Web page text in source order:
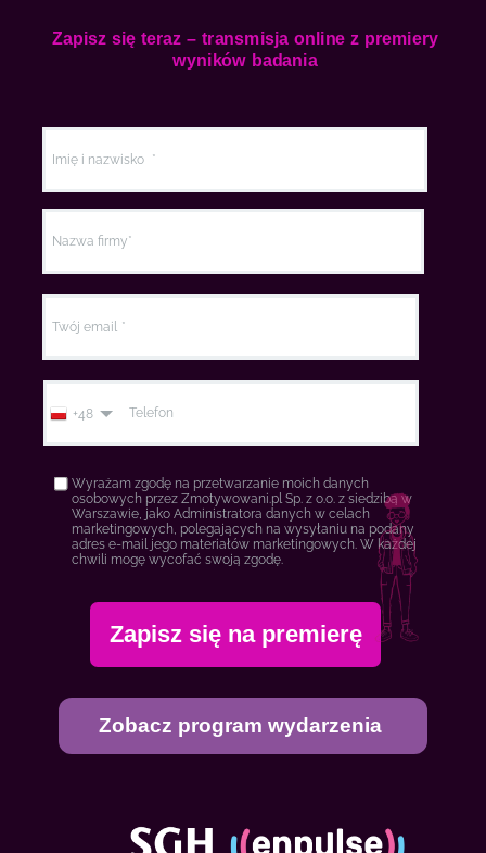
Twój email
Zapisz się na premierę
Nazwa firmy*
Wyrażam zgodę na przetwarzanie moich danych
osobowych przez Zmotywowani.pl Sp. z o.o. z siedzibą w
Warszawie, jako Administratora danych w celach
marketingowych, polegających na wysyłaniu na podany
adres e-mail jego materiałów marketingowych. W każdej
chwili mogę wycofać swoją zgodę.
+48 Telefon
Imię i nazwisko
Zapisz się teraz – transmisja online z premiery
wyników badania
Zobacz program wydarzenia